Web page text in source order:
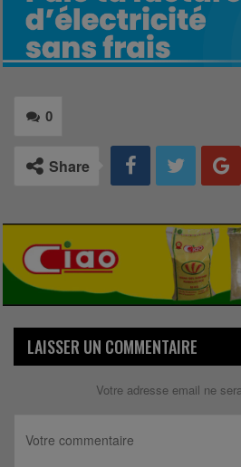
0
Share
LAISSER UN COMMENTAIRE
Votre adresse email ne